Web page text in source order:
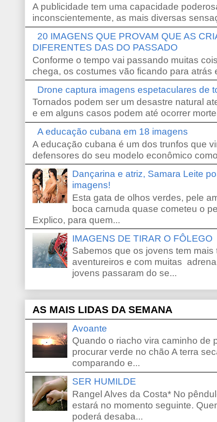
A publicidade tem uma capacidade
inconscientemente, as mais diversas
20 IMAGENS QUE PROVAM QUE AS
DIFERENTES DAS DO PASSADO
Conforme o tempo vai passando muitas
chega, os costumes vão ficando para atrás
Drone captura imagens espetaculares de
Tornados podem ser um desastre natural
e em alguns casos podem até ocorrer
A educação cubana em 18 imagens
A educação cubana é um dos trunfos que
defensores do seu modelo econômico
Dançarina e atriz, Samara Leite
imagens!
Esta gata de olhos verdes, pele
boca carnuda quase cometeu o
Explico, para quem...
IMAGENS DE TIRAR O FÔLEGO
Sabemos que os jovens tem
aventureiros e com muitas
jovens passaram do se...
AS MAIS LIDAS DA SEMANA
Avoante
Quando o riacho vira caminho de
procurar verde no chão A terra
comparando e...
SER HUMILDE
Rangel Alves da Costa* No
estará no momento seguinte.
poderá desaba...